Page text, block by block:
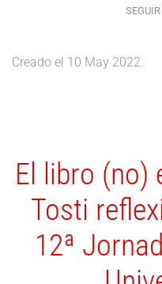
Creado el 10 May 2022
El libro (no)
Tosti
12ª